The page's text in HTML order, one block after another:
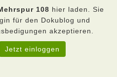
108 hier laden. Sie
für den Dokublog und
akzeptieren.
Jetzt einloggen